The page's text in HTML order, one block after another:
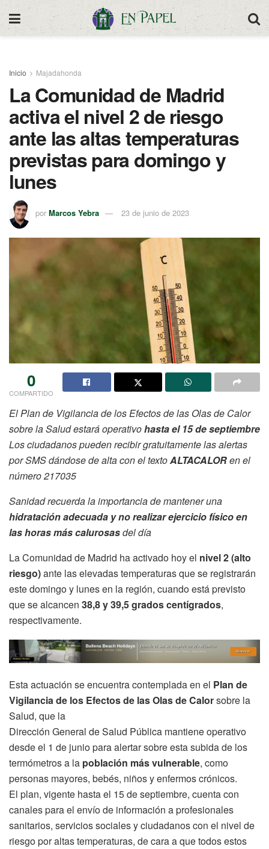
Inicio Majadahonda
La Comunidad de Madrid
activa el nivel 2 de riesgo
ante las altas temperaturas
previstas para domingo y
lunes
por Marcos Yebra 23 de junio de 2023
0
COMPARTIDO
El Plan de Vigilancia de los Efectos de las Olas de Calor
sobre la Salud estará operativohasta el 15 de septiembre
Los ciudadanos pueden recibir gratuitamente las alertas
por SMS dándose de alta con el textoALTACALORen el
número 217035
Sanidad recuerda la importancia de mantener una
hidratación adecuada y no realizar ejercicio físico en
las horas más calurosasdel día
La Comunidad de Madrid ha activado hoy el nivel 2 (alto
riesgo)ante las elevadas temperaturas que se registrarán
este domingo y lunes en la región, cuando está previsto
que se alcancen 38,8 y 39,5 grados centígrados,
respectivamente.
Esta actuación se encuentra contemplada en el Plan de
Vigilancia de los Efectos de las Olas de Calorsobre la
Salud, que la
Dirección General de Salud Pública mantiene operativo
desde el 1 de junio para alertar sobre esta subida de los
termómetros a la población más vulnerable, como
personas mayores, bebés, niños y enfermos crónicos.
El plan, vigente hasta el 15 de septiembre, cuenta con
canales para el envío de información a profesionales
sanitarios, servicios sociales y ciudadanos con el nivel de
riesgo por altas temperaturas, de cara a que todos estos